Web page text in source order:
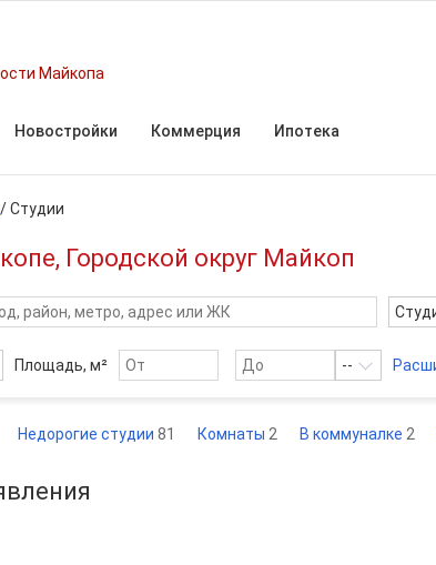
Майкопа
Новостройки Коммерция Ипотека
/Студии
Городской округ Майкоп
Площадь, м² --
Недорогие студии 81 Комнаты 2 В коммуналке 2